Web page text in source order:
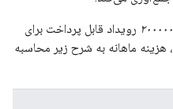
۲۰۰۰۰۰ رویداد قابل پرداخت برای
ماهانه به شرح زیر محاسبه